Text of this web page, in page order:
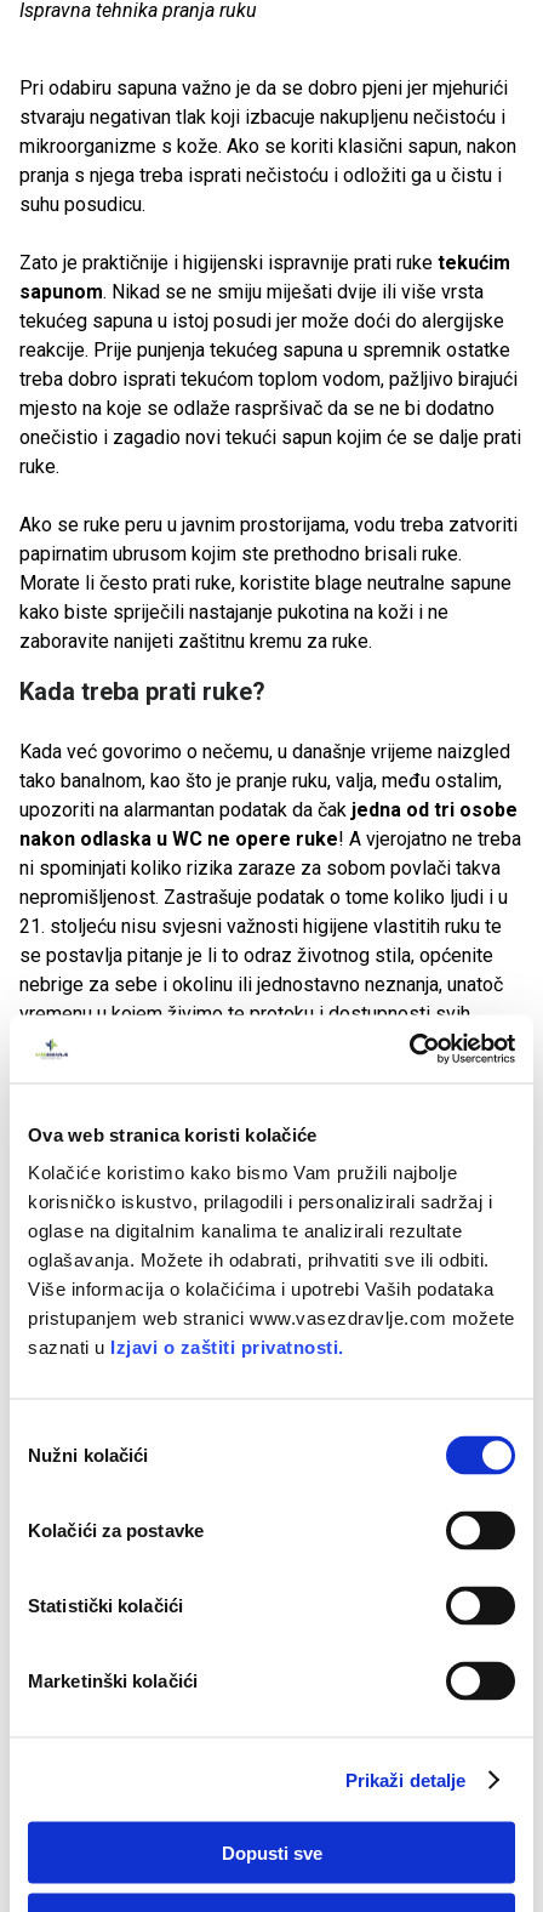
Ova web stranica koristi kolačiće
Kolačiće koristimo kako bismo Vam pružili najbolje
korisničko iskustvo, prilagodili i personalizirali sadržaj i
oglase na digitalnim kanalima te analizirali rezultate
oglašavanja. Možete ih odabrati, prihvatiti sve ili odbiti.
Više informacija o kolačićima i upotrebi Vaših podataka
pristupanjem web stranici www.vasezdravlje.com možete
saznati u Izjavi o zaštiti privatnosti.
Nužni kolačići
Kolačići za postavke
Statistički kolačići
Marketinški kolačići
Prikaži detalje
Dopusti sve
Ispravna tehnika pranja ruku
Pri odabiru sapuna važno je da se dobro pjeni jer mjehurići
stvaraju negativan tlak koji izbacuje nakupljenu nečistoću i
mikroorganizme s kože. Ako se koriti klasični sapun, nakon
pranja s njega treba isprati nečistoću i odložiti ga u čistu i
suhu posudicu.
Zato je praktičnije i higijenski ispravnije prati ruke tekućim
sapunom. Nikad se ne smiju miješati dvije ili više vrsta
tekućeg sapuna u istoj posudi jer može doći do alergijske
reakcije. Prije punjenja tekućeg sapuna u spremnik ostatke
treba dobro isprati tekućom toplom vodom, pažljivo birajući
mjesto na koje se odlaže raspršivač da se ne bi dodatno
onečistio i zagadio novi tekući sapun kojim će se dalje prati
ruke.
Ako se ruke peru u javnim prostorijama, vodu treba zatvoriti
papirnatim ubrusom kojim ste prethodno brisali ruke.
Morate li često prati ruke, koristite blage neutralne sapune
kako biste spriječili nastajanje pukotina na koži i ne
zaboravite nanijeti zaštitnu kremu za ruke.
Kada treba prati ruke?
Kada već govorimo o nečemu, u današnje vrijeme naizgled
tako banalnom, kao što je pranje ruku, valja, među ostalim,
upozoriti na alarmantan podatak da čak jedna od tri osobe
nakon odlaska u WC ne opere ruke! A vjerojatno ne treba
ni spominjati koliko rizika zaraze za sobom povlači takva
nepromišljenost. Zastrašuje podatak o tome koliko ljudi i u
21. stoljeću nisu svjesni važnosti higijene vlastitih ruku te
se postavlja pitanje je li to odraz životnog stila, općenite
nebrige za sebe i okolinu ili jednostavno neznanja, unatoč
vremenu u kojem živimo te protoku i dostupnosti svih
mogućih informacija?
širenje većine zaraznih bolesti koje se mogu prenijeti
usađivati u ponašanje već od ranog djetinjstva. Pranje ruku
jednostavna je navika koju djeca brzo usvoje, a najbolji je
način prevencije protiv bakterija i virusa.
Ruke treba prati PRIJE...
aktivnosti koje obavljate s djetetom, posebice
dodirivanja usta, nosa ili očiju,
kontakta s bolesnom osobom